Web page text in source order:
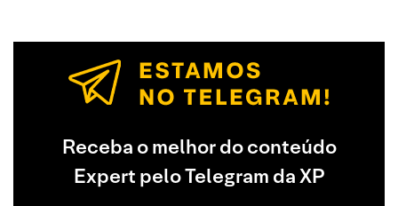
Receba o melhor do conteúdo
Expert pelo Telegram da XP